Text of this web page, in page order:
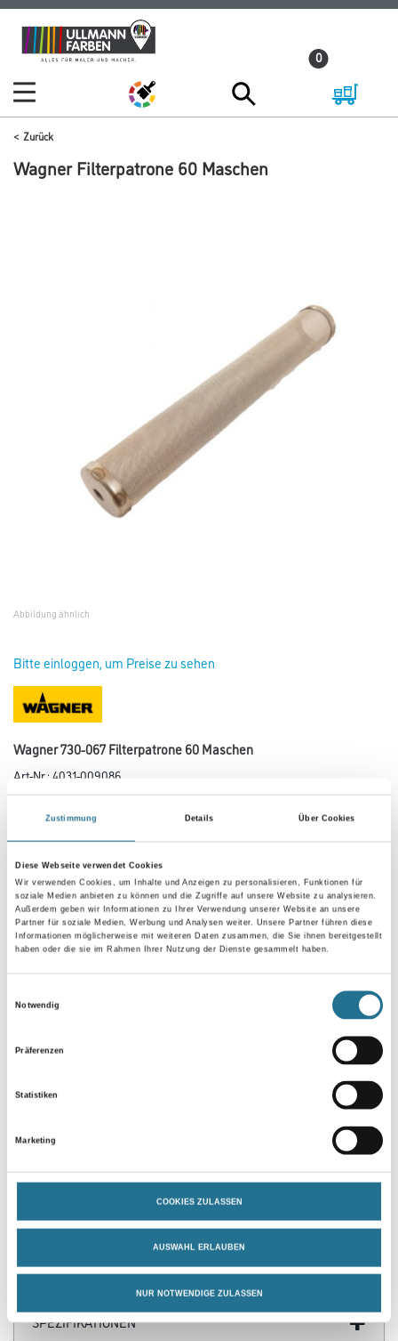
Zustimmung Details Über Cookies
Diese Webseite verwendet Cookies
Wir verwenden Cookies, um Inhalte und Anzeigen zu personalisieren, Funktionen für
soziale Medien anbieten zu können und die Zugriffe auf unsere Website zu analysieren.
Außerdem geben wir Informationen zu Ihrer Verwendung unserer Website an unsere
Partner für soziale Medien, Werbung und Analysen weiter. Unsere Partner führen diese
Informationen möglicherweise mit weiteren Daten zusammen, die Sie ihnen bereitgestellt
haben oder die sie im Rahmen Ihrer Nutzung der Dienste gesammelt haben.
Notwendig
Präferenzen
Statistiken
Marketing
COOKIES ZULASSEN
AUSWAHL ERLAUBEN
NUR NOTWENDIGE ZULASSEN
Zum
Inhalt
Zum
Navigationsmenü
0
Zurück
Wagner Filterpatrone 60 Maschen
Abbildung ähnlich
Bitte einloggen, um Preise zu sehen
Wagner 730-067 Filterpatrone 60 Maschen
Art-Nr.:4031-009086
Alles für die perfekte Zerstäubung. Einfach sicher beschichten.
Umrechnungsfaktoren
- Mit Kugel
ZUSATZINFOS
GEFAHRENHINWEISE
SPEZIFIKATIONEN